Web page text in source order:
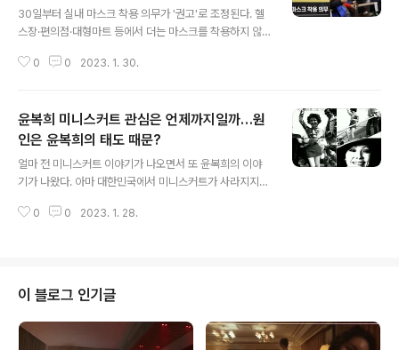
30일부터 실내 마스크 착용 의무가 '권고'로 조정된다. 헬
스장·편의점·대형마트 등에서 더는 마스크를 착용하지 않
용 장소이다. 물론 윤석열 정부는 어떤 근거로 이 같이 정했
수가 시작해서 지금까지도 실체 없는 과학방역 대신 본격
적인 각자도생 방역으로 가는 것은 아닌지. 우루사가 코로
나19에 효과가 있다는 말이 사실일까? 우루사가 코로나19
에? 우루사 주성분이 코로나19에. 간 기능을 개선해 피로
있다고 한다. 영국 케임브리지대 연구팀이 우루사의 주성
0 0 2023. 1. 30.
윤복희 미니스커트 관심은 언제까지일까…원
인은 윤복희의 태도 때문?
얼마 전 미니스커트 이야기가 나오면서 또 윤복희의 이야
기가 나왔다. 아마 대한민국에서 미니스커트가 사라지지
몇 년 전에 오랜만에 방송에 출연한 윤복희와 함께 나온 이
배꼽티를 입었다면 어떤 일을 당했을까? 지난해 6월 블랙
핑크가 미국 NBC TV ‘더 투나이트 쇼 스타링 지미 팰
런’에서 한국 전통 문양이 새겨진 저고리와 한복 치마를 입
고 ‘How you like that’ 무대를 선보여 화제가 됐다. 일명
0 0 2023. 1. 28.
이 블로그 인기글